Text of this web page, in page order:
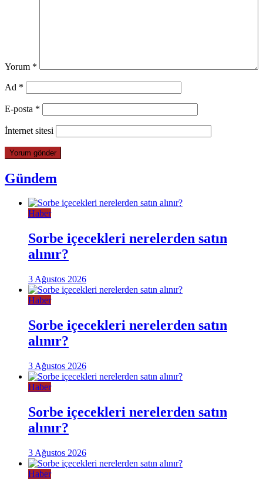
Yorum *
Ad *
E-posta *
İnternet sitesi
Gündem
Haber
Sorbe içecekleri nerelerden satın
alınır?
3 Ağustos 2026
Haber
Sorbe içecekleri nerelerden satın
alınır?
3 Ağustos 2026
Haber
Sorbe içecekleri nerelerden satın
alınır?
3 Ağustos 2026
Haber